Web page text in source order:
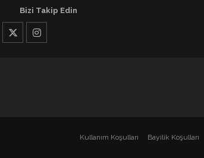
Bizi Takip Edin
Kullanım Koşulları Bayilik Koşulları